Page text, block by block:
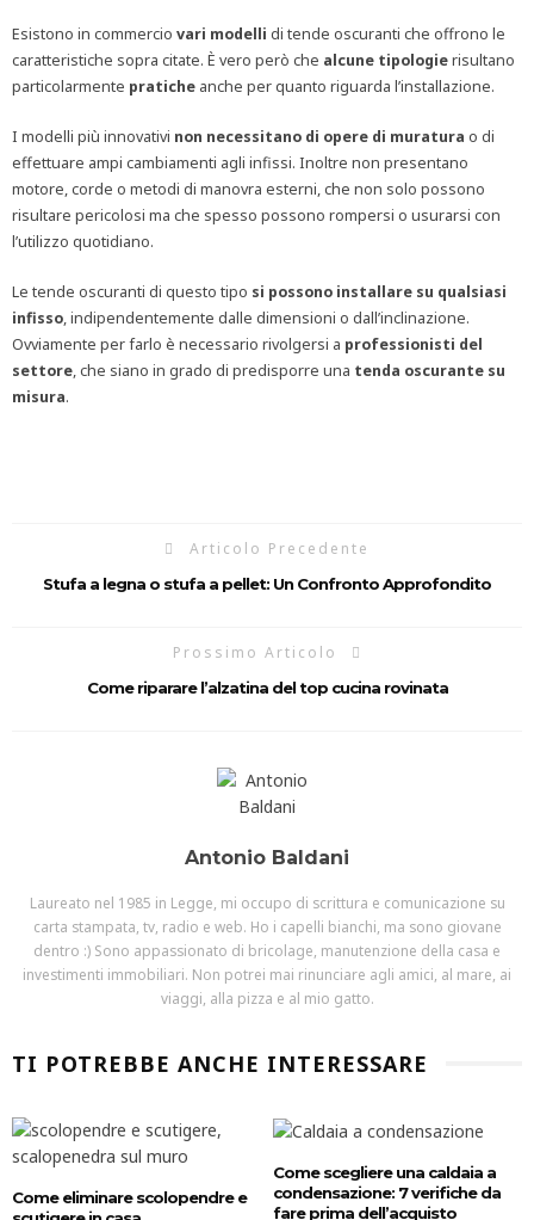
Esistono in commercio vari modelli di tende oscuranti che offrono le
caratteristiche sopra citate. È vero però che alcune tipologierisultano
particolarmente pratiche anche per quanto riguarda l’installazione.
I modelli più innovativi non necessitano di opere di muratura o di
effettuare ampi cambiamenti agli infissi. Inoltre non presentano
motore, corde o metodi di manovra esterni, che non solo possono
risultare pericolosi ma che spesso possono rompersi o usurarsi con
l’utilizzo quotidiano.
Le tende oscuranti di questo tipo si possono installare su qualsiasi
infisso, indipendentemente dalle dimensioni o dall’inclinazione.
Ovviamente per farlo è necessario rivolgersi a professionisti del
settore, che siano in grado di predisporre una tenda oscurante su
misura.
Articolo Precedente
Stufa a legna o stufa a pellet: Un Confronto Approfondito
Prossimo Articolo
Come riparare l’alzatina del top cucina rovinata
Antonio Baldani
Laureato nel 1985 in Legge, mi occupo di scrittura e comunicazione su
carta stampata, tv, radio e web. Ho i capelli bianchi, ma sono giovane
dentro :) Sono appassionato di bricolage, manutenzione della casa e
investimenti immobiliari. Non potrei mai rinunciare agli amici, al mare, ai
viaggi, alla pizza e al mio gatto.
TI POTREBBE ANCHE INTERESSARE
Come eliminare scolopendre e
Come scegliere una caldaia a
condensazione: 7 verifiche da
fare prima dell’acquisto